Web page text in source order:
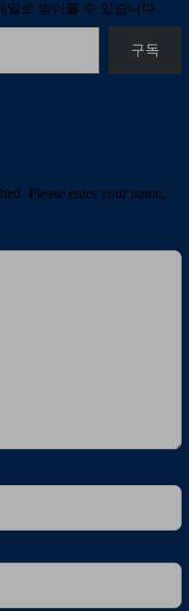
일로 받아볼 수 있습니다.
구독
Please enter your name,